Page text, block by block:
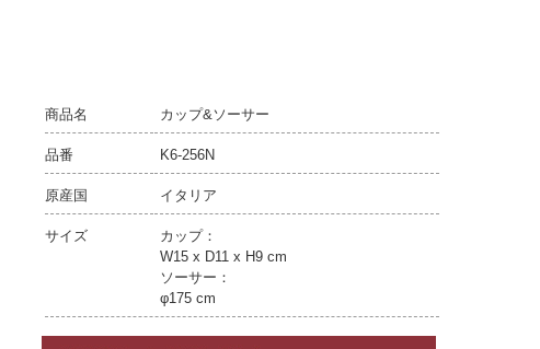
商品名 カップ&ソーサー
品番 K6-256N
原産国 イタリア
サイズ
カップ：
W15 x D11 x H9 cm
ソーサー：
φ175 cm